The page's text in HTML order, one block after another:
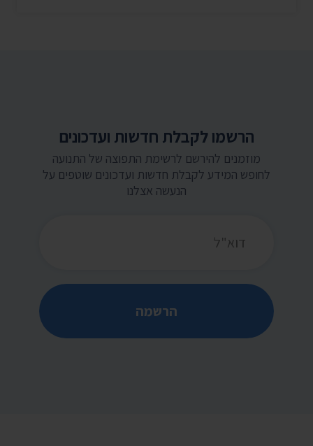
הרשמו לקבלת חדשות ועדכונים
מוזמנים להירשם לרשימת התפוצה של התנועה
לחופש המידע לקבלת חדשות ועדכונים שוטפים על
הנעשה אצלנו
הרשמה